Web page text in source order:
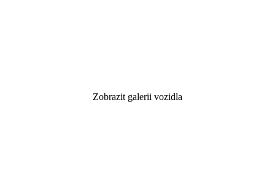
Zobrazit galerii vozidla